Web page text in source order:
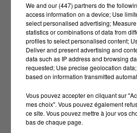
We and our (447) partnersdo the
access information on a device; Use
select personalised advertising;
statistics or combinations of data from
profiles to select personalised content;
Deliver and present advertising and
data such as IP address and browsing
requested; Use precise geolocation
based on information transmitted
Vous pouvez accepter en cliquant sur
mes choix". Vous pouvez également
ce site. Vous pouvez mettre à jour vos
bas de chaque page.